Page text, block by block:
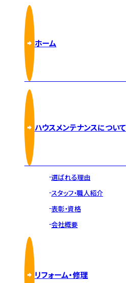
ホーム
ハウスメンテナンスについて
選ばれる理由
スタッフ・職人紹介
表彰・資格
会社概要
リフォーム・修理